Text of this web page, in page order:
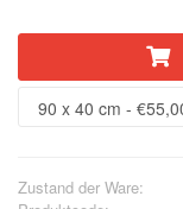
Zustand der Ware: